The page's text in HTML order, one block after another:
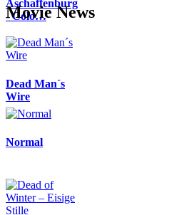
Aschaffenburg
- Colo…
Movie News
Dead Man´s
Wire
Normal